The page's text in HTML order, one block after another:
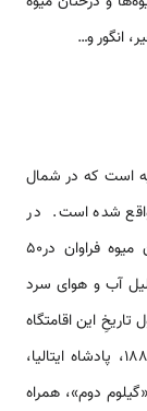
انگور و…
است که در شمال
از سطح دریا واقع شده است. در
فلاتی مشرف به دشت الزبدانی با باغات و درختان میوه فراوان در50
آب و هوای سرد
این اقامتگاه
افراد مشهور زیادی از آن دیدن کرده اند؛ مثلاً در 1885، پادشاه ایتالیا،
امپراتور آلمان، «گیلوم دوم»، همراه